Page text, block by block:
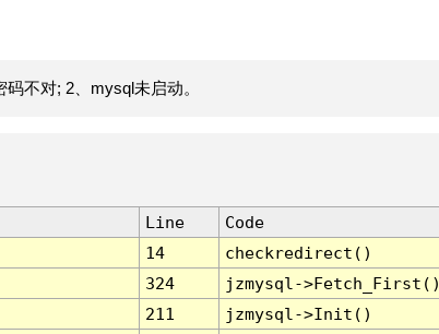
不对; 2、mysql未启动。
Line
Code
14
checkredirect()
324
jzmysql-
211
jzmysql->Init()